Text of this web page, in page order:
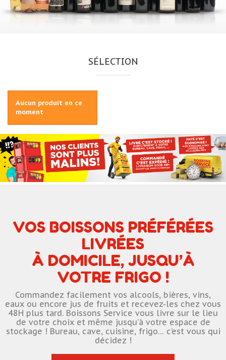
SÉLECTION
Aucun produit en ce
moment
VOS BOISSONS PRÉFÉRÉES
LIVRÉES
À DOMICILE, JUSQU’À
VOTRE FRIGO !
Commandez facilement vos alcools, bières, vins,
eaux ou encore jus de fruits et recevez-les chez vous
48H plus tard. Boissons Service vous livre sur le lieu
de votre choix et même jusqu’à votre espace de
stockage ! Bureau, cave, cuisine, frigo… c’est vous qui
décidez !